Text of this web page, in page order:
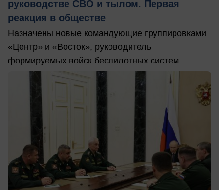
руководстве СВО и тылом. Первая
реакция в обществе
Назначены новые командующие группировками
«Центр» и «Восток», руководитель
формируемых войск беспилотных систем.